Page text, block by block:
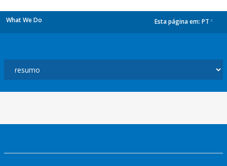
What We Do Esta página em: PT